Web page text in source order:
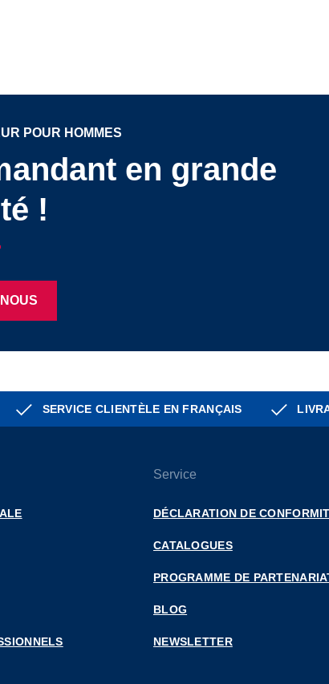
POUR HOMMES
en grande
!
SERVICE CLIENTÈLE EN FRANÇAIS
Service
DÉCLARATION DE
CATALOGUES
PROGRAMME DE
BLOG
NEWSLETTER